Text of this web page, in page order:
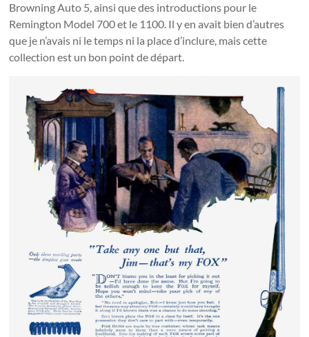
Browning Auto 5, ainsi que des introductions pour le
Remington Model 700 et le 1100. Il y en avait bien d’autres
que je n’avais ni le temps ni la place d’inclure, mais cette
collection est un bon point de départ.